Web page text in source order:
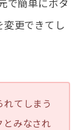
で簡単にボタ
変更できてし
てしまう
とみなされ